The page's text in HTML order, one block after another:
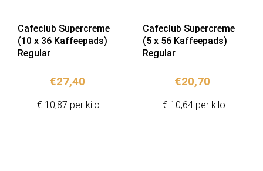
Cafeclub Supercreme
(10 x 36 Kaffeepads)
Regular
€27,40
€ 10,87 per kilo
Cafeclub Supercreme
(5 x 56 Kaffeepads)
Regular
€20,70
€ 10,64 per kilo